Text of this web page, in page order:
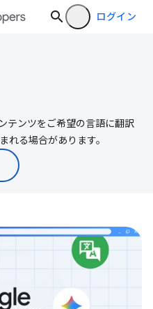
ログイン
テンツをご希望の言語に翻訳
れる場合があります。